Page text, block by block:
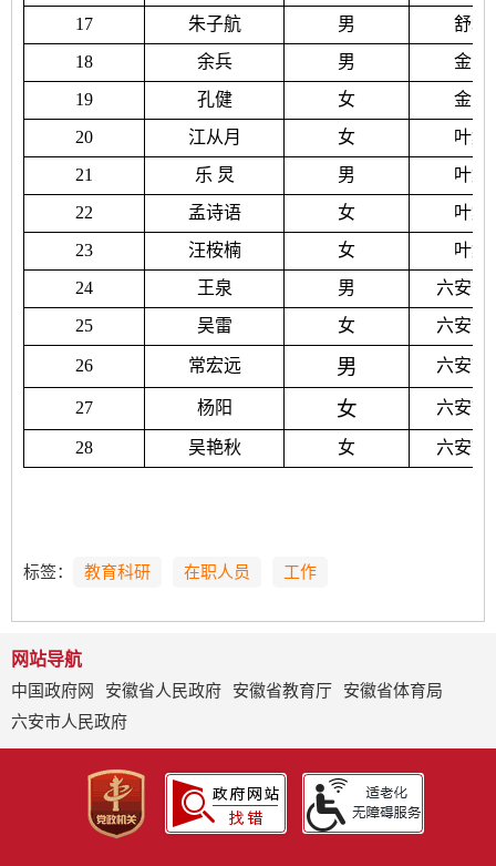
17
朱子航 男
舒城
18
余兵 男
金安
19
孔健 女
金安
20
江从月 女
叶集
21
乐 炅 男
叶集
22
孟诗语 女
叶集
23
汪桉楠 女
叶集
24
王泉 男 六安市
25
吴雷 女 六安市
26 常宏远 男 六安市
27 杨阳 女 六安市
28 吴艳秋 女 六安市
标签： 教育科研 在职人员 工作
网站导航
中国政府网
安徽省人民政府 安徽省教育厅
安徽省体育局
六安市人民政府